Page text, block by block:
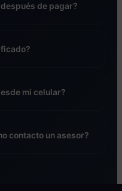
de pagar?
mi celular?
contacto un asesor?